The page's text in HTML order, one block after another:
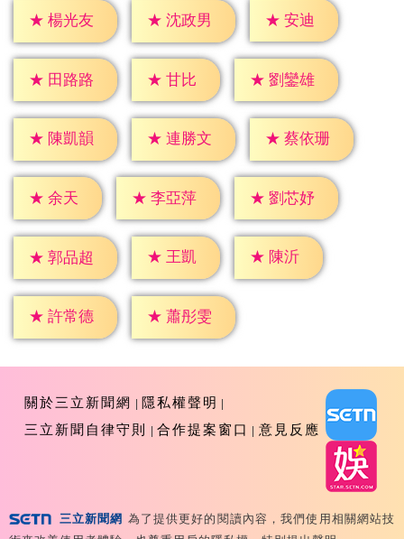
★ 楊光友 ★ 沈政男 ★ 安迪
★ 田路路 ★ 甘比 ★ 劉鑾雄
★ 陳凱韻 ★ 連勝文 ★ 蔡依珊
★ 余天 ★ 李亞萍 ★ 劉芯妤
★ 郭品超 ★ 王凱 ★ 陳沂
★ 許常德 ★ 蕭彤雯
關於三立新聞網
隱私權聲明
三立新聞自律守則
合作提案窗口 意見反應
Copyright ©2026 Sanlih E-Television All Rights
三立新聞網 為了提供更好的閱讀內容，我們使用相關網站技